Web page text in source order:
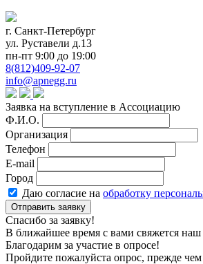
г. Санкт-Петербург
ул. Руставели д.13
пн-пт 9:00 до 19:00
8(812)409-92-07
info@apnegg.ru
Заявка на вступление в Ассоциацию
Ф.И.О.
Организация
Телефон
E-mail
Город
Даю согласие на обработку
Отправить заявку
Спасибо за заявку!
В ближайшее время с вами свяжется
Благодарим за участие в опросе!
Пройдите пожалуйста опрос, прежде чем